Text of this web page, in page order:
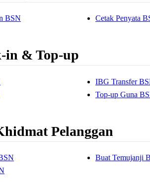
BSN
Cetak Penyata
in & Top-up
IBG Transfer
Top-up Guna
Pelanggan
Buat Temujanji